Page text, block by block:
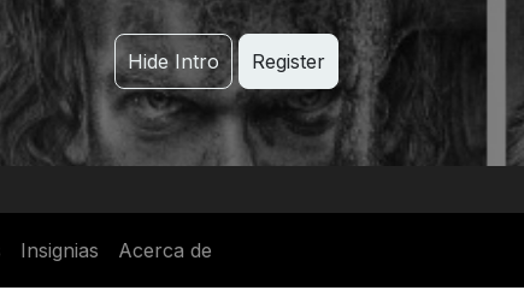
Hide Intro Register
Insignias Acerca de